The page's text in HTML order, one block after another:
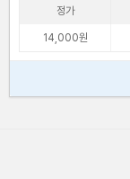
정가
14,000원